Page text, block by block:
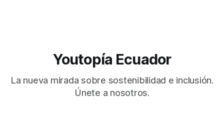
Youtopía Ecuador
La nueva mirada sobre sostenibilidad e inclusión.
Únete a nosotros.